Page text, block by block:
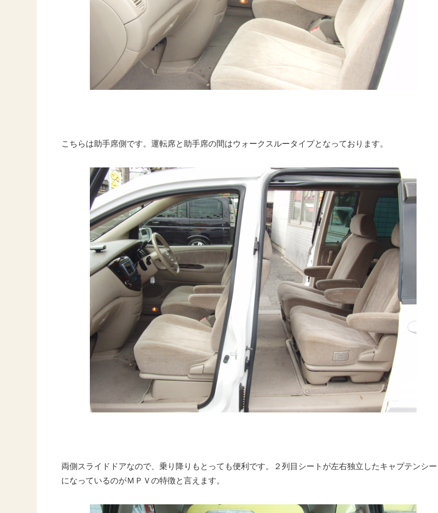
こちらは助手席側です。運転席と助手席の間はウォークスルータイプとなっております。
両側スライドドアなので、乗り降りもとっても便利です。２列目シートが左右独立したキャプテンシー
になっているのがＭＰＶの特徴と言えます。